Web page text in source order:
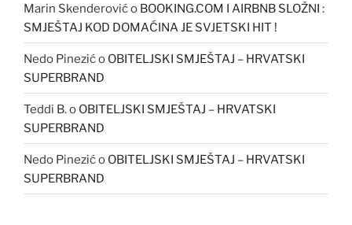
Marin Skenderovićo BOOKING.COM I AIRBNB SLOŽNI :
SMJEŠTAJ KOD DOMAĆINA JE SVJETSKI HIT !
Nedo Pinezićo OBITELJSKI SMJEŠTAJ – HRVATSKI
SUPERBRAND
Teddi B.o OBITELJSKI SMJEŠTAJ – HRVATSKI
SUPERBRAND
Nedo Pinezićo OBITELJSKI SMJEŠTAJ – HRVATSKI
SUPERBRAND